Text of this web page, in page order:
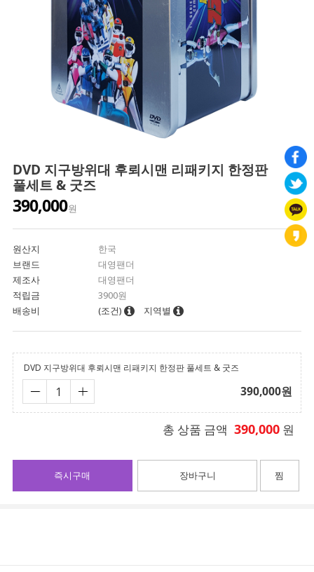
DVD 지구방위대 후뢰시맨 리패키지 한정판
풀세트 & 굿즈
390,000원
원산지
한국
브랜드
대영팬더
제조사
대영팬더
적립금
3900원
배송비
(조건) 지역별
DVD 지구방위대 후뢰시맨 리패키지 한정판 풀세트 & 굿즈
390,000원
총 상품 금액 390,000 원
장바구니
즉시구매 찜